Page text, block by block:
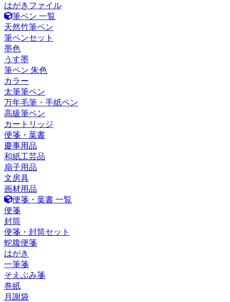
はがきファイル
筆ペン 一覧
天然竹筆ペン
筆ペンセット
墨色
うす墨
筆ペン 朱色
カラー
太筆筆ペン
万年毛筆・手紙ペン
高級筆ペン
カートリッジ
便箋・葉書
慶事用品
和紙工芸品
扇子用品
文房具
画材用品
便箋・葉書 一覧
便箋
封筒
便箋・封筒セット
蛇腹便箋
はがき
一筆箋
そえぶみ箋
巻紙
月謝袋